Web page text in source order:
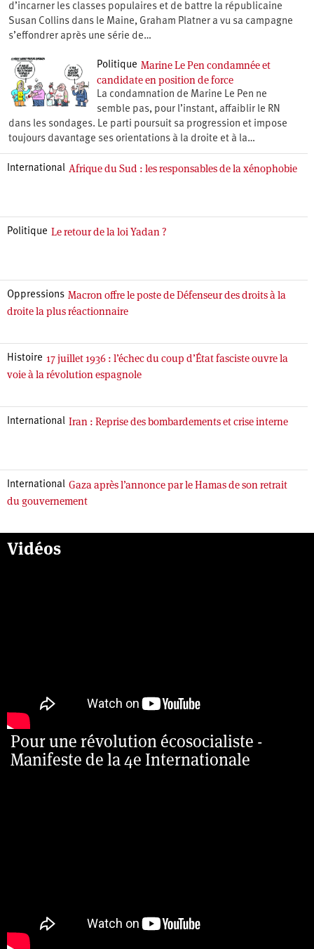
d’incarner les classes populaires et de battre la républicaine
Susan Collins dans le Maine, Graham Platner a vu sa campagne
s’effondrer après une série de…
Politique Marine Le Pen condamnée et
candidate en position de force
La condamnation de Marine Le Pen ne
semble pas, pour l’instant, affaiblir le RN
dans les sondages. Le parti poursuit sa progression et impose
toujours davantage ses orientations à la droite et à la…
International Afrique du Sud : les responsables de la xénophobie
Politique Le retour de la loi Yadan ?
Oppressions Macron offre le poste de Défenseur des droits à la
droite la plus réactionnaire
Histoire 17 juillet 1936 : l’échec du coup d’État fasciste ouvre la
voie à la révolution espagnole
International Iran : Reprise des bombardements et crise interne
International Gaza après l’annonce par le Hamas de son retrait
du gouvernement
Vidéos
Pour une révolution écosocialiste -
Manifeste de la 4e Internationale